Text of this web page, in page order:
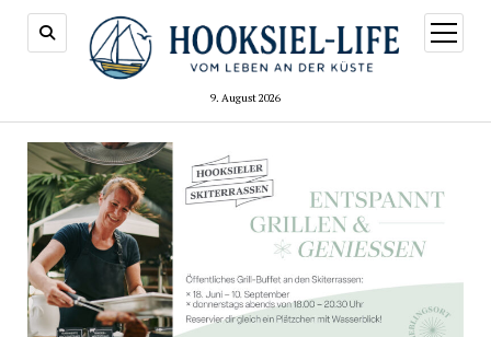
9. August 2026
Menü
öffnen